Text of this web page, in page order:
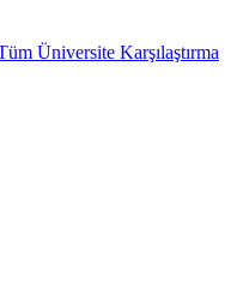
Üniversite Karşılaştırma